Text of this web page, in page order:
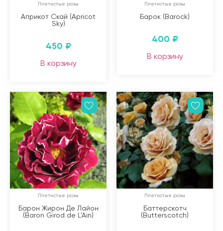
Плетистые розы
Априкот Скай (Apricot
Sky)
450 ₽
В корзину
Плетистые розы
Барок (Barock)
400 ₽
В корзину
Плетистые розы
Барон Жирон Де Лайон
(Baron Girod de L’Ain)
Плетистые розы
Баттерскотч
(Butterscotch)